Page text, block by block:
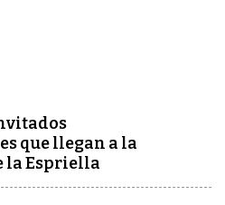
que llegan a la
la Espriella